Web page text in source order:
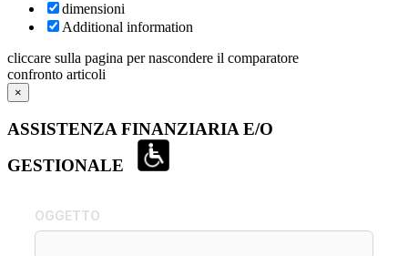
dimensioni
Additional information
cliccare sulla pagina per nascondere il comparatore
confronto articoli
×
ASSISTENZA FINANZIARIA E/O
GESTIONALE